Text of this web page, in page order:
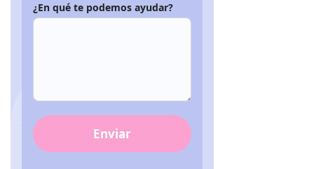
¿En qué te podemos ayudar?
Enviar